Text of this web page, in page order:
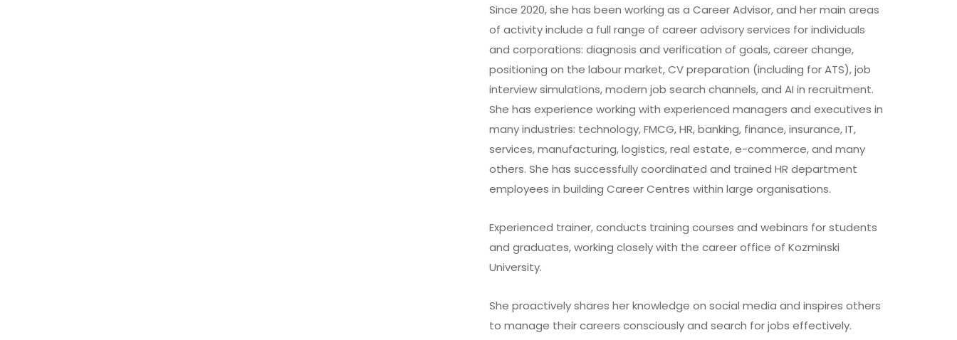
Since 2020, she has been working as a Career Advisor, and her main areas
of activity include a full range of career advisory services for individuals
and corporations: diagnosis and verification of goals, career change,
positioning on the labour market, CV preparation (including for ATS), job
interview simulations, modern job search channels, and AI in recruitment.
She has experience working with experienced managers and executives in
many industries: technology, FMCG, HR, banking, finance, insurance, IT,
services, manufacturing, logistics, real estate, e-commerce, and many
others. She has successfully coordinated and trained HR department
employees in building Career Centres within large organisations.
Experienced trainer, conducts training courses and webinars for students
and graduates, working closely with the career office of Kozminski
University.
She proactively shares her knowledge on social media and inspires others
to manage their careers consciously and search for jobs effectively.